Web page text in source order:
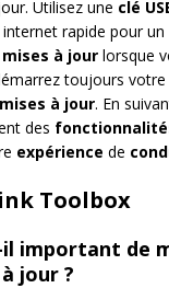
Utilisez une clé
internet rapide pour un
mises à jour lorsque
toujours votre
mises à jour. En
des
expérience de
Toolbox
important de
jour ?